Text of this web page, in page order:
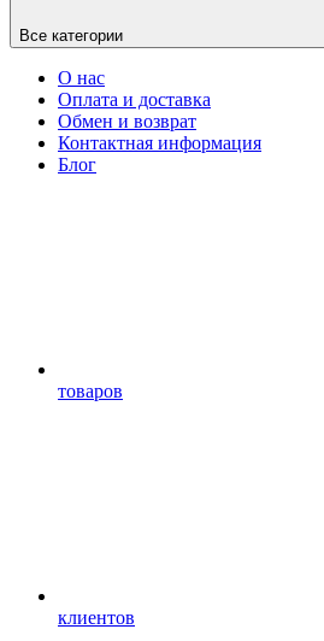
Все категории
О нас
Оплата и доставка
Обмен и возврат
Контактная информация
Блог
товаров
клиентов